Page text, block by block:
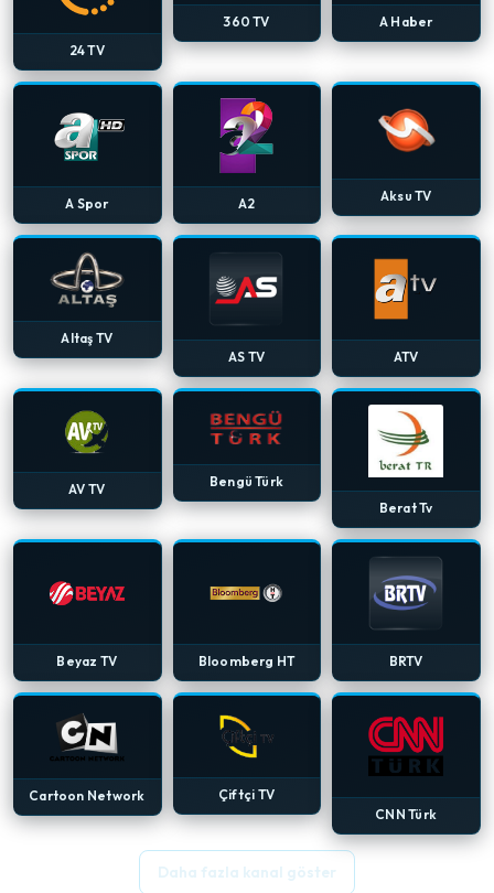
24 TV
360 TV A Haber
A Spor A2 Aksu TV
Altaş TV
AS TV
ATV
AV TV
Bengü Türk
Berat Tv
Beyaz TV Bloomberg HT BRTV
Cartoon Network
Çiftçi TV
CNN Türk
Daha fazla kanal göster